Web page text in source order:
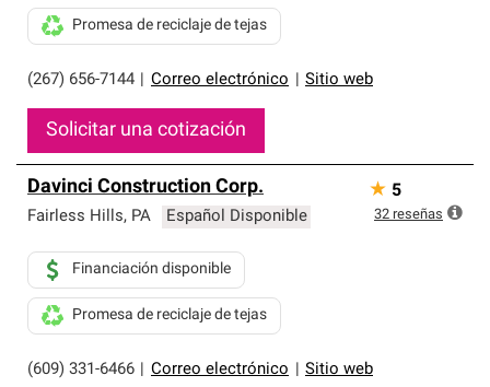
(267) 656-7144 Correo electrónico Sitio web
Promesa de reciclaje de tejas
Solicitar una cotización
Davinci Construction Corp.
Fairless Hills, PA Español Disponible
(609) 331-6466 Correo electrónico Sitio web
Financiación disponible
Promesa de reciclaje de tejas
★ 5
32 reseñas